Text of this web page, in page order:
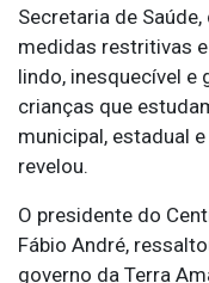
Secretaria de
medidas restritivas
lindo, inesquecível e
crianças que
municipal, estadual
revelou.
O presidente do
Fábio André,
governo da Terra